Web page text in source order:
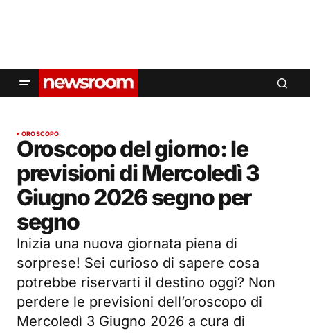
OROSCOPO
Oroscopo del giorno: le
previsioni di Mercoledì 3
Giugno 2026 segno per
segno
Inizia una nuova giornata piena di
sorprese! Sei curioso di sapere cosa
potrebbe riservarti il destino oggi? Non
perdere le previsioni dell’oroscopo di
Mercoledì 3 Giugno 2026 a cura di